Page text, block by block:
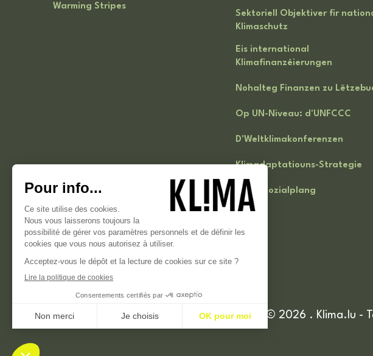
Warming Stripes
Sektoriell Objektiver fir
Klimaschutz
Eis international
Klimafinanzéierungen
Nohalteg Finanzen zu
Op UN-Niveau: d'UNFCCC
D'Weltklimakonferenzen
Klimadaptatiouns-Strategie
Klima-Sozialplang
© 2026 . Klima.lu -